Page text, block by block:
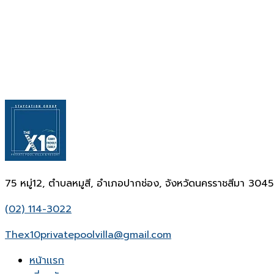
75 หมู่12, ตำบลหมูสี, อำเภอปากช่อง, จังหวัดนครราชสีมา
(02) 114-3022
Thex10privatepoolvilla@gmail.com
หน้าเเรก